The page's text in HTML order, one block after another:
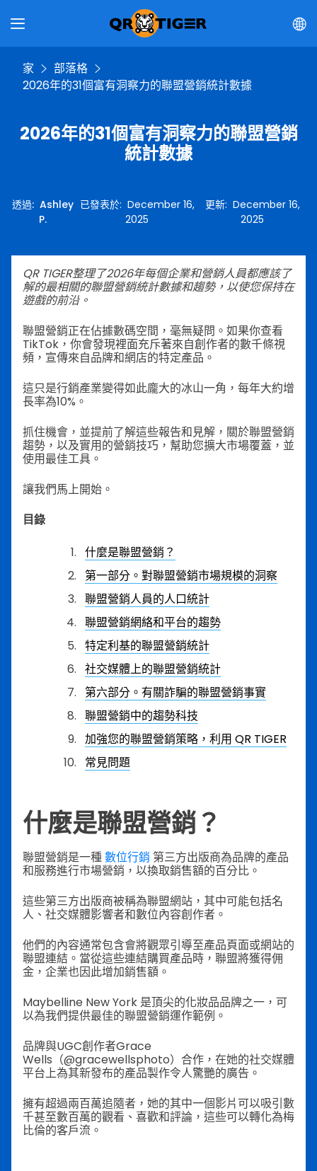
家
部落格
2026年的31個富有洞察力的聯盟營銷統計數據
2026年的31個富有洞察力的聯盟營銷
統計數據
透過:Ashley
P.
已發表於: December 16,
2025
更新: December 16,
2025
QR TIGER整理了2026年每個企業和營銷人員都應該了
解的最相關的聯盟營銷統計數據和趨勢，以使您保持在
遊戲的前沿。
聯盟營銷正在佔據數碼空間，毫無疑問。如果你查看
TikTok，你會發現裡面充斥著來自創作者的數千條視
頻，宣傳來自品牌和網店的特定產品。
這只是行銷產業變得如此龐大的冰山一角，每年大約增
長率為10%。
抓住機會，並提前了解這些報告和見解，關於聯盟營銷
趨勢，以及實用的營銷技巧，幫助您擴大市場覆蓋，並
使用最佳工具。
讓我們馬上開始。
目錄
什麼是聯盟營銷？
第一部分。對聯盟營銷市場規模的洞察
聯盟營銷人員的人口統計
聯盟營銷網絡和平台的趨勢
特定利基的聯盟營銷統計
社交媒體上的聯盟營銷統計
第六部分。有關詐騙的聯盟營銷事實
聯盟營銷中的趨勢科技
加強您的聯盟營銷策略，利用 QR TIGER
常見問題
什麼是聯盟營銷？
聯盟營銷是一種數位行銷 第三方出版商為品牌的產品
和服務進行市場營銷，以換取銷售額的百分比。
這些第三方出版商被稱為聯盟網站，其中可能包括名
人、社交媒體影響者和數位內容創作者。
他們的內容通常包含會將觀眾引導至產品頁面或網站的
聯盟連結。當從這些連結購買產品時，聯盟將獲得佣
金，企業也因此增加銷售額。
Maybelline New York 是頂尖的化妝品品牌之一，可
以為我們提供最佳的聯盟營銷運作範例。
品牌與UGC創作者Grace
Wells（@gracewellsphoto）合作，在她的社交媒體
平台上為其新發布的產品製作令人驚艷的廣告。
擁有超過兩百萬追隨者，她的其中一個影片可以吸引數
千甚至數百萬的觀看、喜歡和評論，這些可以轉化為梅
比倫的客戶流。